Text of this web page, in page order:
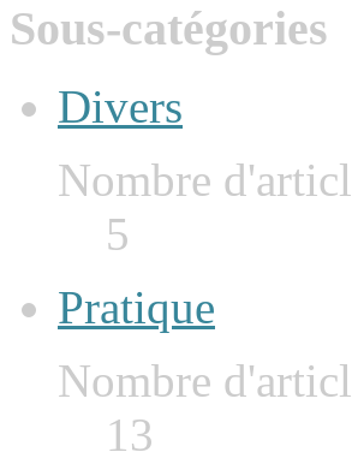
Sous-catégories
Divers
Nombre
5
Pratique
Nombre
13